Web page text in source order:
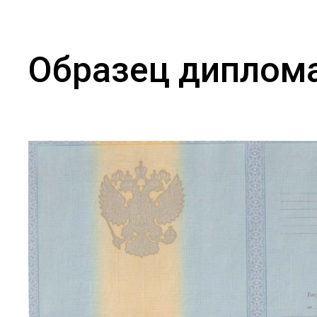
Образец